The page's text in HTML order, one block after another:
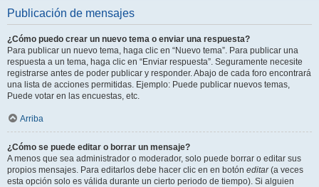
Publicación de mensajes
¿Cómo puedo crear un nuevo tema o enviar una respuesta?
Para publicar un nuevo tema, haga clic en “Nuevo tema”. Para publicar una
respuesta a un tema, haga clic en “Enviar respuesta”. Seguramente necesite
registrarse antes de poder publicar y responder. Abajo de cada foro encontrará
una lista de acciones permitidas. Ejemplo: Puede publicar nuevos temas,
Puede votar en las encuestas, etc.
Arriba
¿Cómo se puede editar o borrar un mensaje?
A menos que sea administrador o moderador, solo puede borrar o editar sus
propios mensajes. Para editarlos debe hacer clic en en botón editar(a veces
esta opción solo es válida durante un cierto periodo de tiempo). Si alguien